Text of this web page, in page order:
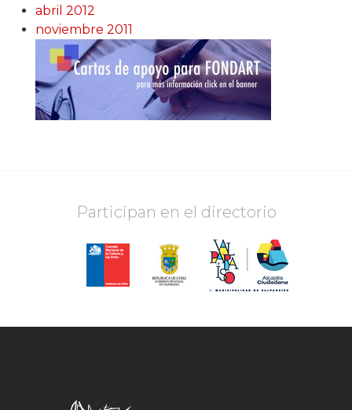
abril 2012
noviembre 2011
Participan en el directorio